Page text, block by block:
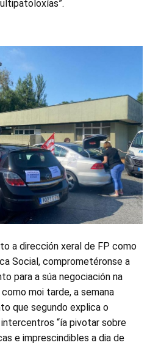
a dirección xeral de FP como
Social, comprometéronse a
para a súa negociación na
moi tarde, a semana
que segundo explica o
“ía pivotar sobre
e imprescindibles a dia de